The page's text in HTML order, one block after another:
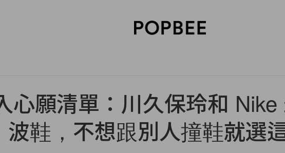
心願清單：川久保玲和
波鞋，不想跟別人撞鞋就選